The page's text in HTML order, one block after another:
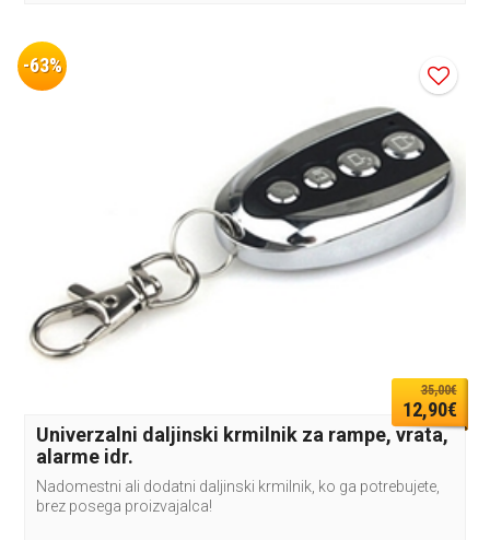
-63%
35,00€
12,90€
Univerzalni daljinski krmilnik za rampe, vrata,
alarme idr.
Nadomestni ali dodatni daljinski krmilnik, ko ga potrebujete,
brez posega proizvajalca!